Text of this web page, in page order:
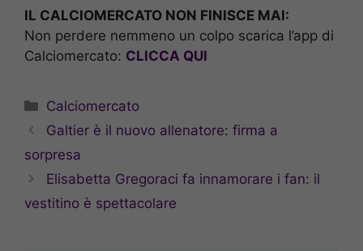
IL CALCIOMERCATO NON FINISCE MAI:
Non perdere nemmeno un colpo scarica l’app di
Calciomercato: CLICCA QUI
Categorie
Calciomercato
Galtier è il nuovo allenatore: firma a
sorpresa
Elisabetta Gregoraci fa innamorare i fan: il
vestitino è spettacolare